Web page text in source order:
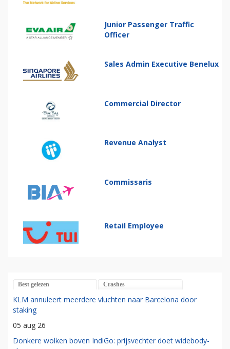
Junior Passenger Traffic
Officer
Sales Admin Executive Benelux
Commercial Director
Revenue Analyst
Commissaris
Retail Employee
Best gelezen Crashes
KLM annuleert meerdere vluchten naar Barcelona door
staking
05 aug 26
Donkere wolken boven IndiGo: prijsvechter doet widebody-